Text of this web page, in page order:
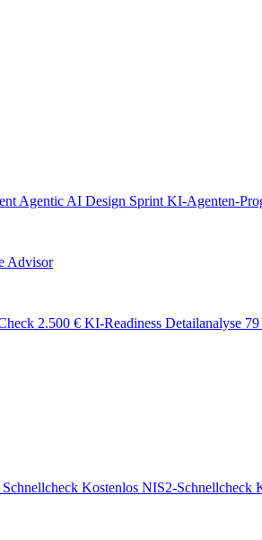
Agentic AI Design Sprint KI-Agenten-
Advisor
2.500 € KI-Readiness Detailanalyse
Kostenlos NIS2-Schnellcheck